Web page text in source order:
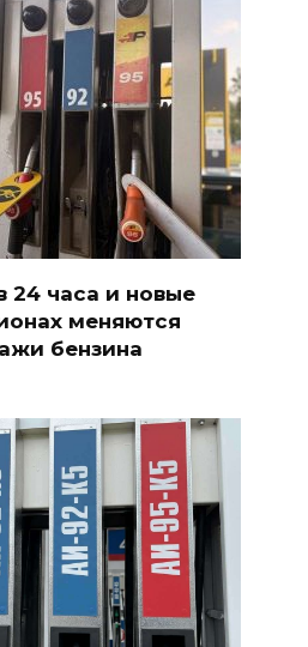
24 часа и новые
меняются
бензина